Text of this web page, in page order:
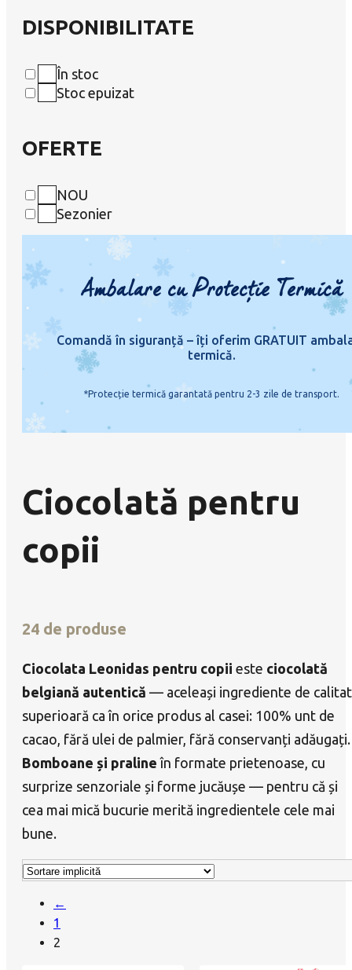
DISPONIBILITATE
În stoc
Stoc epuizat
OFERTE
NOU
Sezonier
Ambalare cu Protecție Termică
Comandă în siguranță – îți oferim GRATUIT
termică.
*Protecție termică garantată pentru 2-3 zile de transport.
Ciocolată pentru
copii
24 de produse
Ciocolata Leonidas pentru copii este ciocolată
belgiană autentică — aceleași ingrediente de
superioară ca în orice produs al casei: 100% unt de
cacao, fără ulei de palmier, fără conservanți adăugați.
Bomboane și praline în formate prietenoase, cu
surprize senzoriale și forme jucăușe — pentru că și
cea mai mică bucurie merită ingredientele cele mai
bune.
←
1
2